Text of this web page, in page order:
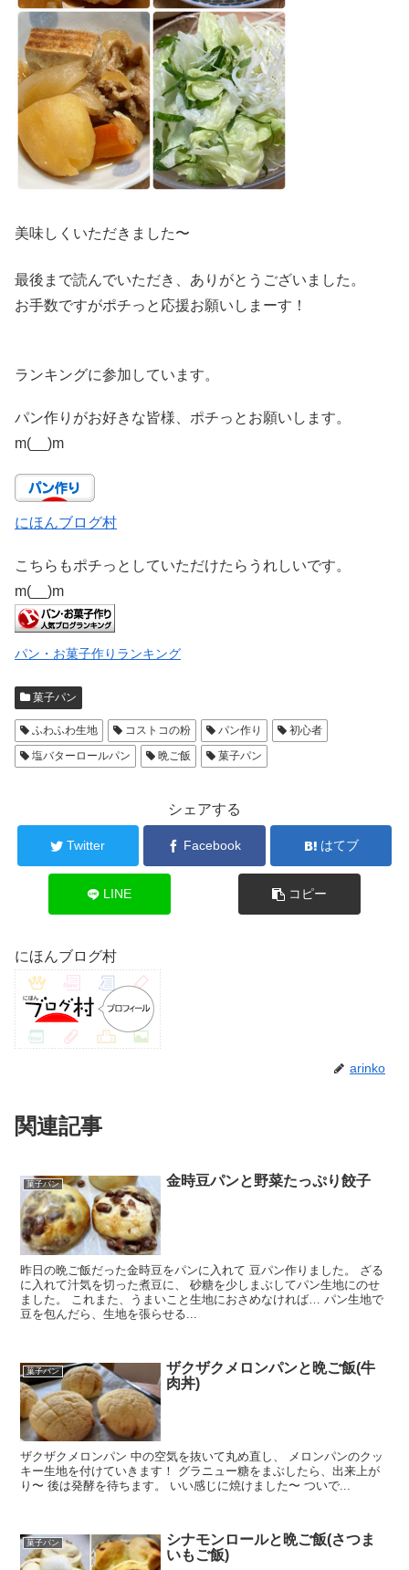
美味しくいただきました〜
最後まで読んでいただき、ありがとうございました。
お手数ですがポチっと応援お願いしまーす！
ランキングに参加しています。
パン作りがお好きな皆様、ポチっとお願いします。
m(__)m
にほんブログ村
こちらもポチっとしていただけたらうれしいです。
m(__)m
パン・お菓子作りランキング
菓子パン
ふわふわ生地 コストコの粉 パン作り
初心者
塩バターロールパン
晩ご飯 菓子パン
シェアする
Twitter Facebook はてブ
LINE コピー
にほんブログ村
arinko
関連記事
菓子パン 金時豆パンと野菜たっぷり餃子
昨日の晩ご飯だった金時豆をパンに入れて 豆パン作りました。 ざる
に入れて汁気を切った煮豆に、 砂糖を少しまぶしてパン生地にのせ
ました。 これまた、うまいこと生地におさめなければ… パン生地で
豆を包んだら、生地を張らせる...
菓子パン
ザクザクメロンパンと晩ご飯(牛
肉丼)
ザクザクメロンパン 中の空気を抜いて丸め直し、 メロンパンのクッ
キー生地を付けていきます！ グラニュー糖をまぶしたら、出来上が
り〜 後は発酵を待ちます。 いい感じに焼けました〜 ついで...
菓子パン
シナモンロールと晩ご飯(さつま
いもご飯)